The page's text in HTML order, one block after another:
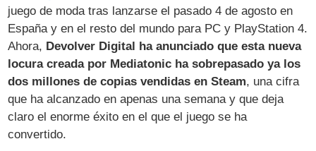
juego de moda tras lanzarse el pasado 4 de agosto en
España y en el resto del mundo para PC y PlayStation 4.
Ahora, Devolver Digital ha anunciado que esta nueva
locura creada por Mediatonic ha sobrepasado ya los
dos millones de copias vendidas en Steam, una cifra
que ha alcanzado en apenas una semana y que deja
claro el enorme éxito en el que el juego se ha
convertido.